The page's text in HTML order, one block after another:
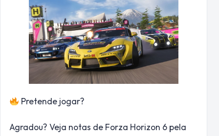
Pretende jogar?
Agradou? Veja notas de Forza Horizon 6 pela